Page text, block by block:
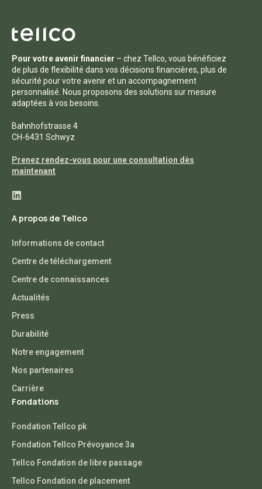
Pour votre avenir financier – chez Tellco, vous bénéficiez
de plus de flexibilité dans vos décisions financières, plus de
sécurité pour votre avenir et un accompagnement
personnalisé. Nous proposons des solutions sur mesure
adaptées à vos besoins.
Bahnhofstrasse 4
CH-6431 Schwyz
Prenez rendez-vous pour une consultation dès
maintenant
A propos de Tellco
Informations de contact
Centre de téléchargement
Centre de connaissances
Actualités
Press
Durabilité
Notre engagement
Nos partenaires
Carrière
Fondations
Fondation Tellco pk
Fondation Tellco Prévoyance 3a
Tellco Fondation de libre passage
Tellco Fondation de placement